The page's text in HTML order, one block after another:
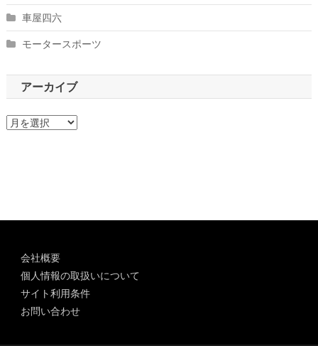
車屋四六
モータースポーツ
アーカイブ
ア
会社概要
個人情報の取扱いについて
サイト利用条件
お問い合わせ